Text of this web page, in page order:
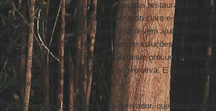
Não há espaço nesse programa para os restauradores. "Se
restauracionista, legalista, se quer tudo claro e seguro –
encontra nada". Tradição e memória devem ajudar a ter a
espaços. "Quem hoje procura sempre soluções
exagerado à 'segurança' doutrinal, quem procura
perdido tem uma visão estática e involutiva. E desse
entre tantas".
É o De Profundis pelo lobby conservador, que